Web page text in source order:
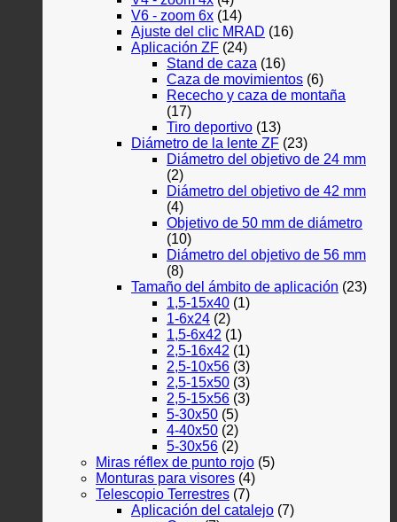
V6 - zoom 6x (14)
Ajuste del clic MRAD (16)
Aplicación ZF (24)
Stand de caza (16)
Caza de movimientos (6)
Rececho y caza de montaña
(17)
Tiro deportivo (13)
Diámetro de la lente ZF (23)
Diámetro del objetivo de 24 mm
(2)
Diámetro del objetivo de 42 mm
(4)
Objetivo de 50 mm de diámetro
(10)
Diámetro del objetivo de 56 mm
(8)
Tamaño del ámbito de aplicación (23)
1,5-15x40 (1)
1-6x24 (2)
1,5-6x42 (1)
2,5-16x42 (1)
2,5-10x56 (3)
2,5-15x50 (3)
2,5-15x56 (3)
5-30x50 (5)
4-40x50 (2)
5-30x56 (2)
Miras réflex de punto rojo (5)
Monturas para visores (4)
Telescopio Terrestres (7)
Aplicación del catalejo (7)